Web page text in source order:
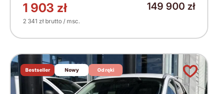
1 903 zł
2 341 zł brutto / msc.
149 900 zł
Bestseller Nowy Od ręki